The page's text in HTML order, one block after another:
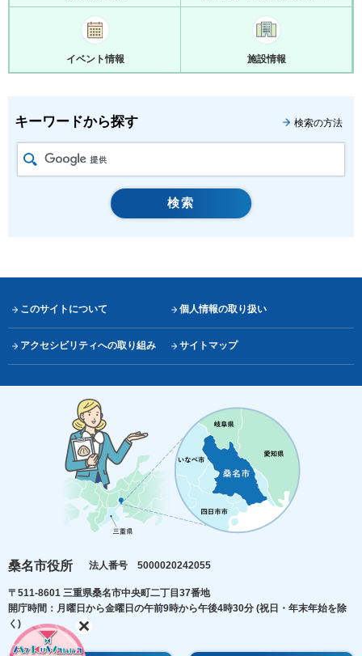
イベント情報 施設情報
キーワードから探す 検索の方法
このサイトについて 個人情報の取り扱い
アクセシビリティへの取り組み サイトマップ
桑名市役所 法人番号 5000020242055
〒511-8601 三重県桑名市中央町二丁目37番地
開庁時間：月曜日から金曜日の午前9時から午後4時30分 (祝日・年末年始を除
く)